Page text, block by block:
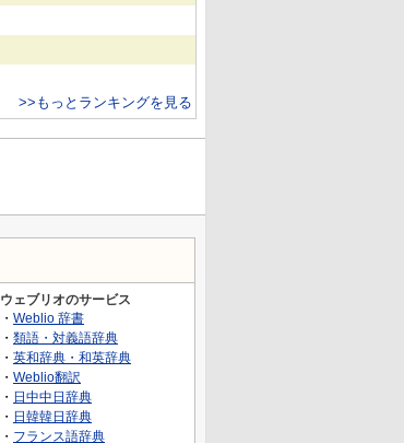
>>もっとランキングを見る
ウェブリオのサービス
・ Weblio 辞書
・ 類語・対義語辞典
・ 英和辞典・和英辞典
・ Weblio翻訳
・ 日中中日辞典
・ 日韓韓日辞典
・ フランス語辞典